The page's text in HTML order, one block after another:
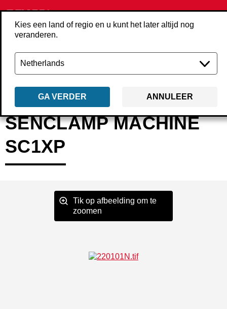
Kies een land of regio en u kunt het later altijd nog
veranderen.
GA VERDER ANNULEER
Terug Producten Machines
SENCLAMP MACHINE
SC1XP
Tik op afbeelding om te
zoomen